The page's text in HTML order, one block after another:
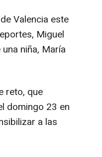
Valencia este
Miguel
niña, María
reto, que
domingo 23 en
a las